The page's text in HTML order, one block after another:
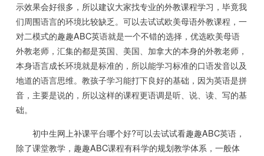
示效果会好很多，所以建议大家找专业的外教课程学习，毕竟我
们周围语言的环境比较缺乏。可以去试试欧美母语外教课程，一
对二模式的趣趣ABC英语就是一个不错的选择，优选欧美母语
外教老师，汇集的都是英国、美国、加拿大的本身的外教老师，
本身语言成长环境就是标准的，所以能学习标准的口语发音以及
地道的语言思维。教孩子学习能打下良好的基础，因为英语是拼
音，主要是说的，所以这样的课程更语调是听、说、读、写的基
础。
初中生网上补课平台哪个好?可以去试试看趣趣ABC英语，
除了课堂教学，趣趣ABC课程有科学的规划教学体系，一般体